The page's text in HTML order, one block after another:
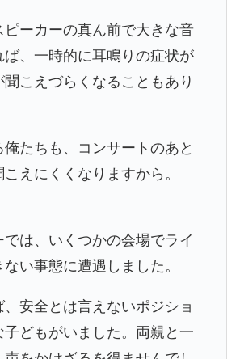
ピーカーの真ん前で大きな音
ば、一時的に耳鳴りの症状が
こえづらくなることもあり
たちも、コンサートのあと
えにくくなりますから。
は、いくつかの会場でライ
い事態に遭遇しました。
安全とは言えないポジショ
子どもがいました。両親と一